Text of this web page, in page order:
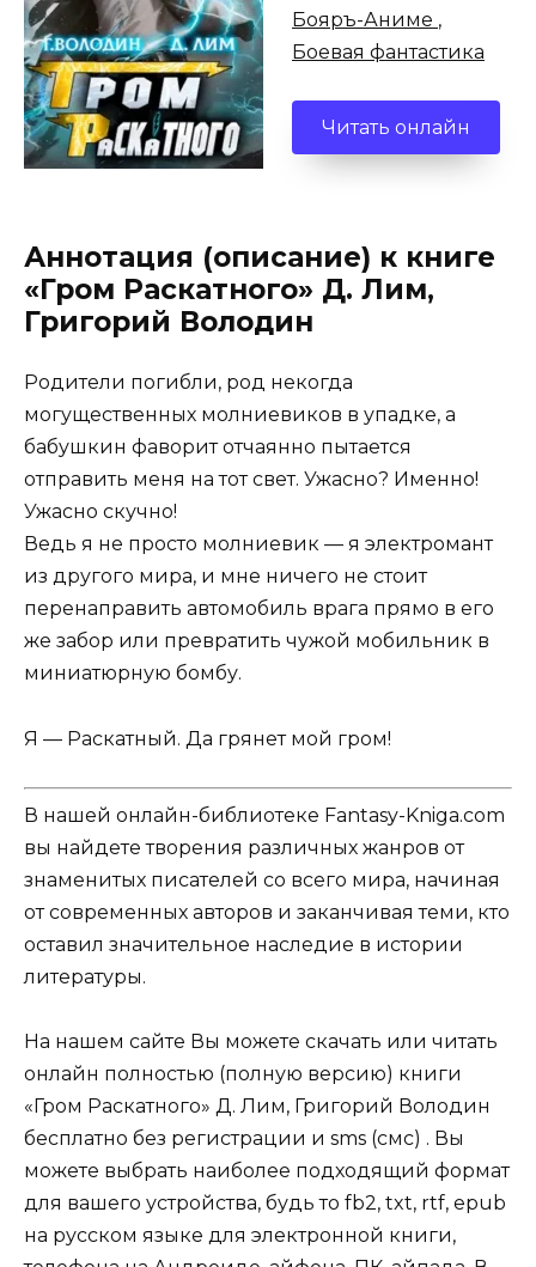
Бояръ-Аниме ,
Боевая фантастика
Читать онлайн
Аннотация (описание) к книге
«Гром Раскатного» Д. Лим,
Григорий Володин
Родители погибли, род некогда
могущественных молниевиков в упадке, а
бабушкин фаворит отчаянно пытается
отправить меня на тот свет. Ужасно? Именно!
Ужасно скучно!
Ведь я не просто молниевик — я электромант
из другого мира, и мне ничего не стоит
перенаправить автомобиль врага прямо в его
же забор или превратить чужой мобильник в
миниатюрную бомбу.
Я — Раскатный. Да грянет мой гром!
В нашей онлайн-библиотеке Fantasy-Kniga.com
вы найдете творения различных жанров от
знаменитых писателей со всего мира, начиная
от современных авторов и заканчивая теми, кто
оставил значительное наследие в истории
литературы.
На нашем сайте Вы можете скачать или читать
онлайн полностью (полную версию) книги
«Гром Раскатного» Д. Лим, Григорий Володин
бесплатно без регистрации и sms (смс) . Вы
можете выбрать наиболее подходящий формат
для вашего устройства, будь то fb2, txt, rtf, epub
на русском языке для электронной книги,